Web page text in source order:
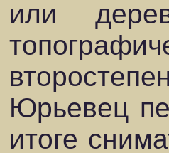
или
Юрьевец
итоге